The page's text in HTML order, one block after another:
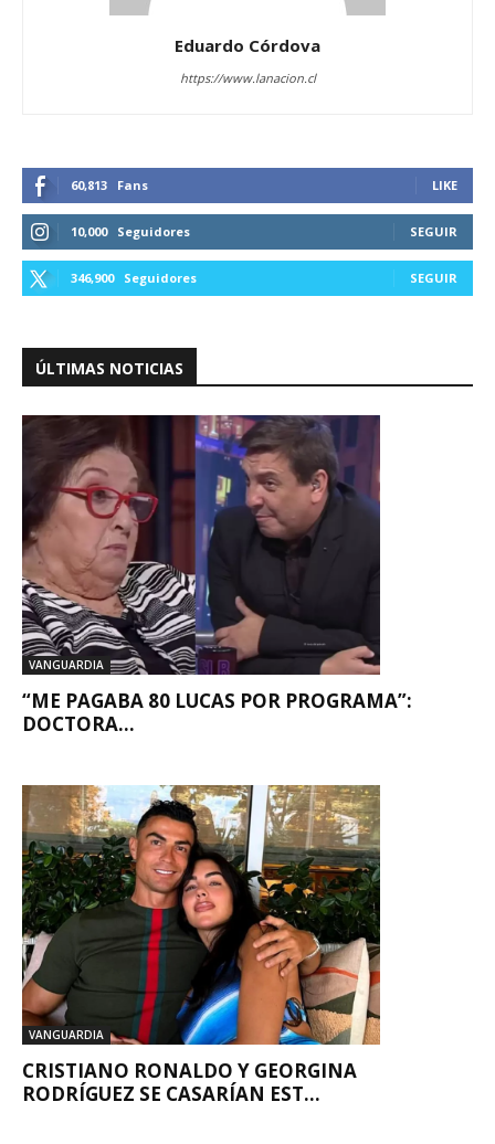
Eduardo Córdova
https://www.lanacion.cl
60,813 Fans LIKE
10,000 Seguidores SEGUIR
346,900 Seguidores SEGUIR
ÚLTIMAS NOTICIAS
VANGUARDIA
“ME PAGABA 80 LUCAS POR PROGRAMA”:
DOCTORA...
VANGUARDIA
CRISTIANO RONALDO Y GEORGINA
RODRÍGUEZ SE CASARÍAN EST...